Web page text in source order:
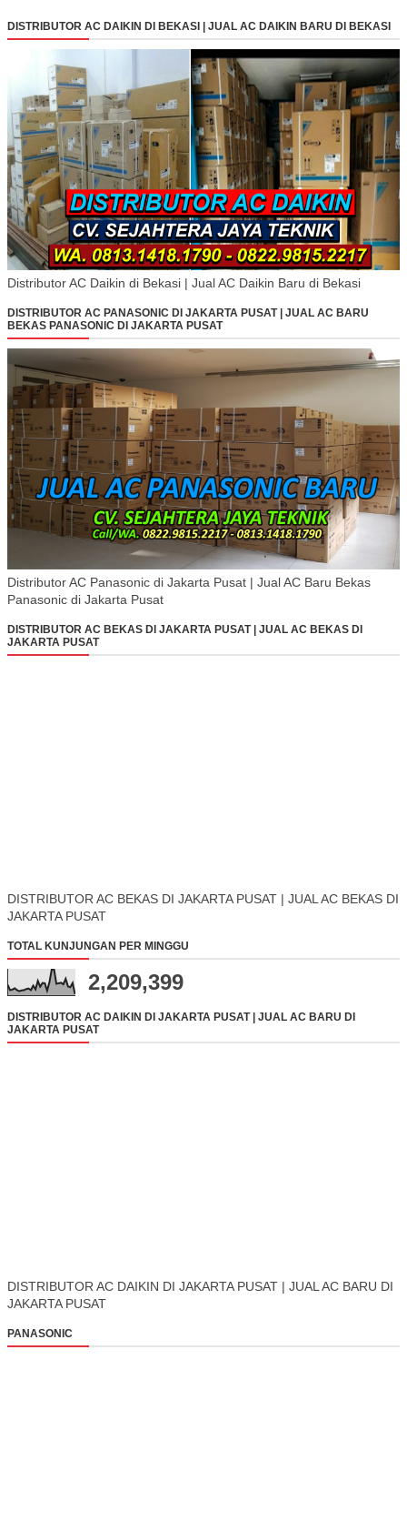
DISTRIBUTOR AC DAIKIN DI BEKASI | JUAL AC DAIKIN BARU DI BEKASI
Distributor AC Daikin di Bekasi | Jual AC Daikin Baru di Bekasi
DISTRIBUTOR AC PANASONIC DI JAKARTA PUSAT | JUAL AC BARU
BEKAS PANASONIC DI JAKARTA PUSAT
Distributor AC Panasonic di Jakarta Pusat | Jual AC Baru Bekas
Panasonic di Jakarta Pusat
DISTRIBUTOR AC BEKAS DI JAKARTA PUSAT | JUAL AC BEKAS DI
JAKARTA PUSAT
DISTRIBUTOR AC BEKAS DI JAKARTA PUSAT | JUAL AC BEKAS DI
JAKARTA PUSAT
TOTAL KUNJUNGAN PER MINGGU
2,209,399
DISTRIBUTOR AC DAIKIN DI JAKARTA PUSAT | JUAL AC BARU DI
JAKARTA PUSAT
DISTRIBUTOR AC DAIKIN DI JAKARTA PUSAT | JUAL AC BARU DI
JAKARTA PUSAT
PANASONIC